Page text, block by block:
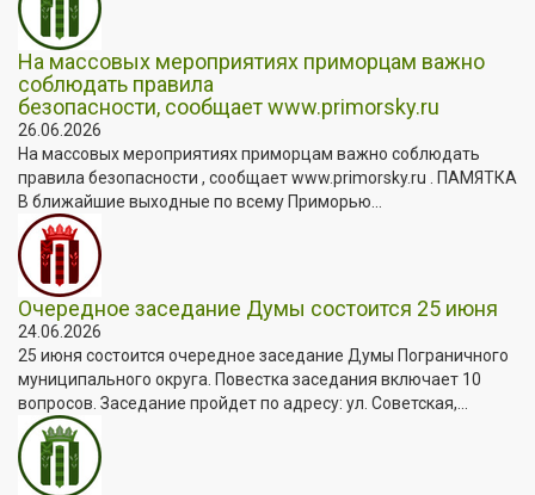
На массовых мероприятиях приморцам важно
соблюдать правила
безопасности, сообщает www.primorsky.ru
26.06.2026
На массовых мероприятиях приморцам важно соблюдать
правила безопасности , сообщает www.primorsky.ru . ПАМЯТКА
В ближайшие выходные по всему Приморью...
Очередное заседание Думы состоится 25 июня
24.06.2026
25 июня состоится очередное заседание Думы Пограничного
муниципального округа. Повестка заседания включает 10
вопросов. Заседание пройдет по адресу: ул. Советская,...